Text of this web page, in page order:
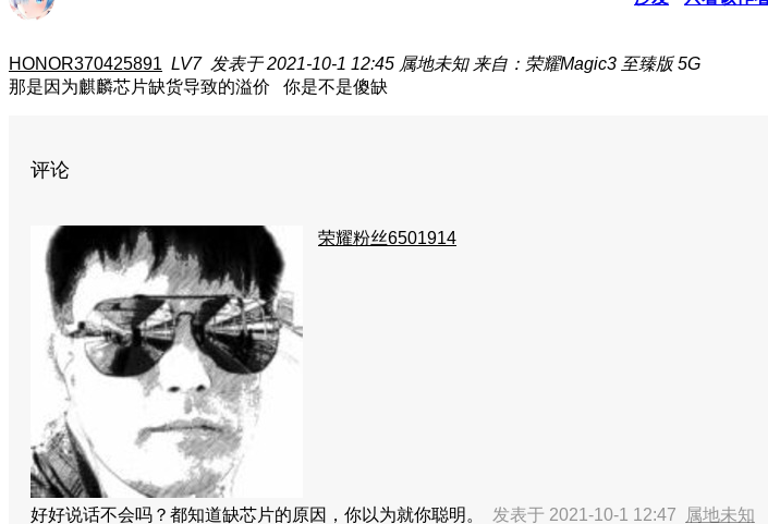
HONOR370425891 LV7 发表于 2021-10-1 12:45 属地未知 来自：荣耀Magic3 至臻版 5G
那是因为麒麟芯片缺货导致的溢价 你是不是傻缺
评论
荣耀粉丝6501914
好好说话不会吗？都知道缺芯片的原因，你以为就你聪明。 发表于 2021-10-1 12:47 属地未知